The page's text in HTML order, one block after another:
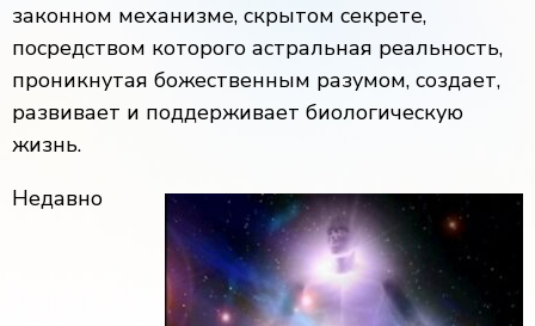
законном механизме, скрытом секрете,
посредством которого астральная реальность,
проникнутая божественным разумом, создает,
развивает и поддерживает биологическую
жизнь.
Недавно